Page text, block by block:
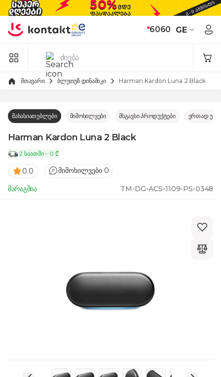
Skip to Content
*6060 GE
მთავარი ბლუთუზ დინამიკი Harman Kardon Luna 2 Black
მახასიათებლები მიმოხილვები მსგავსი პროდუქტები ერთად
Harman Kardon Luna 2 Black
2 საათში - 0 ₾
0.0 მიმოხილვები 0
მარაგშია TM-DG-ACS-1109-PS-0348